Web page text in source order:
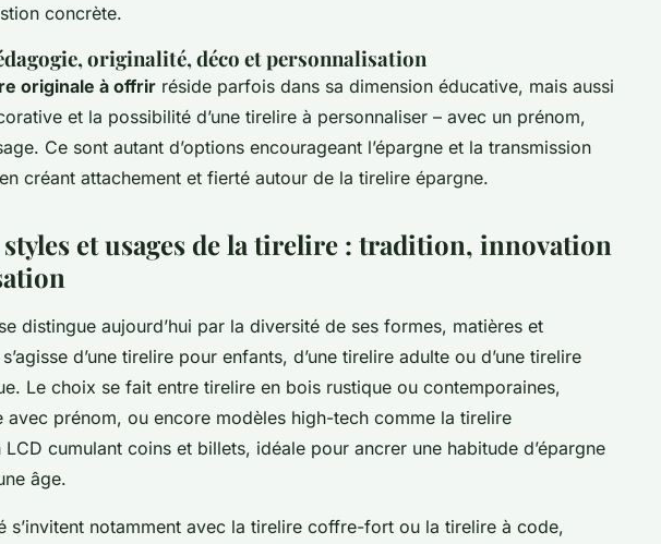
concrète.
originalité, déco et personnalisation
originale à offrir réside parfois dans sa dimension éducative, mais aussi
et la possibilité d’une tirelire à personnaliser – avec un prénom,
Ce sont autant d’options encourageant l’épargne et la transmission
créant attachement et fierté autour de la tirelire épargne.
et usages de la tirelire : tradition, innovation
se distingue aujourd’hui par la diversité de ses formes, matières et
d’une tirelire pour enfants, d’une tirelire adulte ou d’une tirelire
Le choix se fait entre tirelire en bois rustique ou contemporaines,
avec prénom, ou encore modèles high-tech comme la tirelire
cumulant coins et billets, idéale pour ancrer une habitude d’épargne
âge.
s’invitent notamment avec la tirelire coffre-fort ou la tirelire à code,